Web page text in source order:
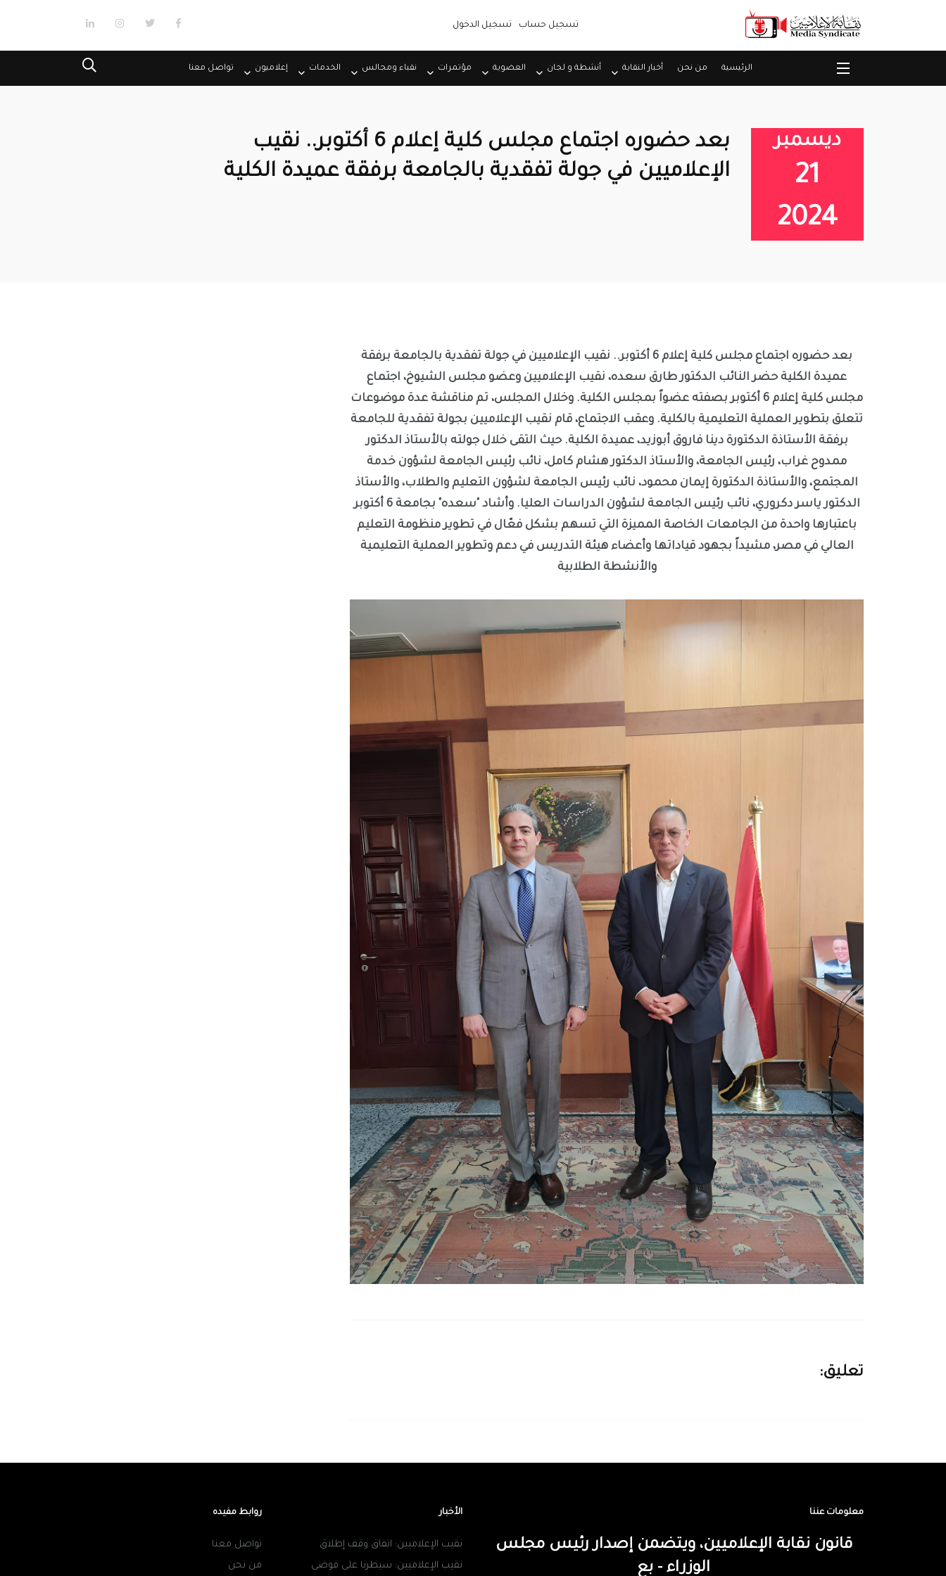
تسجيل حساب تسجيل الدخول
الرئيسية من نحن أخبار النقابة أنشطة و لجان العضوية مؤتمرات نقباء ومجالس الخدمات إعلاميون تواصل معنا
ديسمبر
21
2024
بعد حضوره اجتماع مجلس كلية إعلام 6 أكتوبر.. نقيب
الإعلاميين في جولة تفقدية بالجامعة برفقة عميدة الكلية
بعد حضوره اجتماع مجلس كلية إعلام 6 أكتوبر.. نقيب الإعلاميين في جولة تفقدية بالجامعة برفقة
عميدة الكلية حضر النائب الدكتور طارق سعده، نقيب الإعلاميين وعضو مجلس الشيوخ، اجتماع
مجلس كلية إعلام 6 أكتوبر بصفته عضواً بمجلس الكلية. وخلال المجلس، تم مناقشة عدة موضوعات
تتعلق بتطوير العملية التعليمية بالكلية. وعقب الاجتماع، قام نقيب الإعلاميين بجولة تفقدية للجامعة
برفقة الأستاذة الدكتورة دينا فاروق أبوزيد، عميدة الكلية. حيث التقى خلال جولته بالأستاذ الدكتور
ممدوح غراب، رئيس الجامعة، والأستاذ الدكتور هشام كامل، نائب رئيس الجامعة لشؤون خدمة
المجتمع، والأستاذة الدكتورة إيمان محمود، نائب رئيس الجامعة لشؤون التعليم والطلاب، والأستاذ
الدكتور ياسر دكروري، نائب رئيس الجامعة لشؤون الدراسات العليا. وأشاد "سعده" بجامعة 6 أكتوبر
باعتبارها واحدة من الجامعات الخاصة المميزة التي تسهم بشكل فعّال في تطوير منظومة التعليم
العالي في مصر، مشيداً بجهود قياداتها وأعضاء هيئة التدريس في دعم وتطوير العملية التعليمية
والأنشطة الطلابية
تعليق:
معلومات عننا
قانون نقابة الإعلاميين، ويتضمن إصدار رئيس مجلس
الوزراء - بع
الأخبار
نقيب الإعلاميين: اتفاق وقف إطلاق
نقيب الإعلاميين: سيطرنا على فوضى
روابط مفيده
تواصل معنا
من نحن